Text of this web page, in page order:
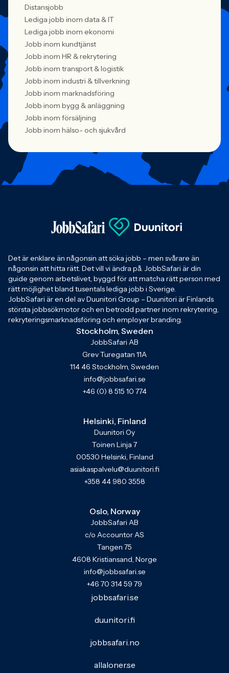
Distansjobb
Lediga jobb inom data & IT
Lediga jobb inom ekonomi
Jobb inom kundtjänst
Jobb inom HR & rekrytering
Jobb inom transport & logistik
Jobb inom industri & tillverkning
Jobb inom marknadsföring
Jobb inom bygg & anläggning
Jobb inom försäljning
Jobb inom hälso- och sjukvård
Det är enklare än någonsin att söka jobb – men svårare än
någonsin att hitta rätt. Det vill vi ändra på. JobbSafari är din
guide genom arbetslivet, byggd för att matcha rätt person med
rätt möjlighet bland tusentals lediga jobb i Sverige.
JobbSafari är en del av Duunitori Group – Duunitori är Finlands
största jobbsökmotor och en betrodd partner inom rekrytering,
rekryteringsmarknadsföring och employer branding.
Stockholm, Sweden
JobbSafari AB
Grev Turegatan 11A
114 46 Stockholm, Sweden
info@jobbsafari.se
+46 (0) 8 515 10 774
Helsinki, Finland
Duunitori Oy
Toinen Linja 7
00530 Helsinki, Finland
asiakaspalvelu@duunitori.fi
+358 44 980 3558
Oslo, Norway
JobbSafari AB
c/o Accountor AS
Tangen 75
4608 Kristiansand, Norge
info@jobbsafari.se
+46 70 314 59 79
jobbsafari.se
duunitori.fi
jobbsafari.no
allaloner.se